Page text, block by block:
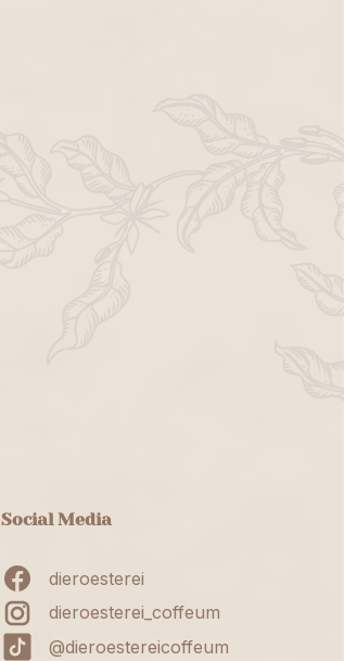
Social Media
dieroesterei
dieroesterei_coffeum
@dieroestereicoffeum